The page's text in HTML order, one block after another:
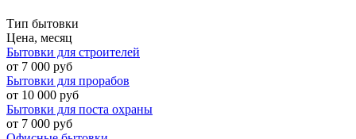
Тип бытовки
Цена, месяц
Бытовки для строителей
от 7 000 руб
Бытовки для прорабов
от 10 000 руб
Бытовки для поста охраны
от 7 000 руб